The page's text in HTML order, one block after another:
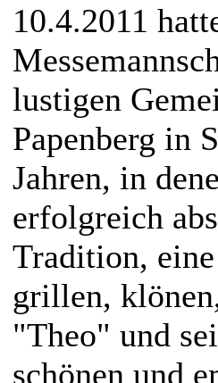
10.4.2011
lustigen
Papenberg in
Jahren, in
erfolgreich
Tradition,
grillen,
"Theo" und
schönen und